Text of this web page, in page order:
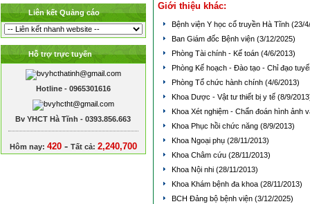
Liên kết Quảng cáo
Hỗ trợ trực tuyến
Hotline - 0965301616
Bv YHCT Hà Tĩnh - 0393.856.663
Hôm nay: 420- Tất cả: 2,240,700
Giới thiệu khác:
Bệnh viện Y học cổ truyền Hà Tĩnh (23/
Ban Giám đốc Bệnh viện (3/12/2025)
Phòng Tài chính - Kế toán (4/6/2013)
Phòng Kế hoạch - Đào tạo - Chỉ đạo
Phòng Tổ chức hành chính (4/6/2013)
Khoa Dược - Vật tư thiết bị y tế (8/9/
Khoa Xét nghiệm - Chẩn đoán hình ảnh
Khoa Phục hồi chức năng (8/9/2013)
Khoa Ngoại phụ (28/11/2013)
Khoa Châm cứu (28/11/2013)
Khoa Nội nhi (28/11/2013)
Khoa Khám bệnh đa khoa (28/11/2013)
BCH Đảng bộ bệnh viện (3/12/2025)